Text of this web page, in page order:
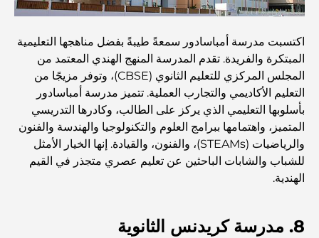
العصريين
نادي شاطئ العائلة في دبي: حيث يلتقي المرح بالاسترخاء
أفضل مدارس البكالوريا الدولية في دبي: دليل شامل لأولياء
الأمور
المخطط الرئيسي لتلال دبي: رؤية للحياة المجتمعية العصرية
اكتسبت مدرسة أمباسادور سمعةً طيبةً بفضل مناهجها التعليمية
المبتكرة والفريدة. تقدم المدرسة المنهج الهندي المعتمد من
المجلس المركزي للتعليم الثانوي (CBSE)، وتوفر مزيجًا من
التعليم الأكاديمي والتجارب العملية. تتميز مدرسة أمباسادور
بأسلوبها التعليمي الذي يركز على الطالب، وكادرها التدريسي
المتميز، واهتمامها ببرامج العلوم والتكنولوجيا والهندسة والفنون
والرياضيات (STEAMs)، والفنون، والقيادة. إنها الخيار الأمثل
للشباب والشابات الباحثين عن تعليم عصري متجذر في القيم
الهندية.
8. مدرسة كريدنس الثانوية